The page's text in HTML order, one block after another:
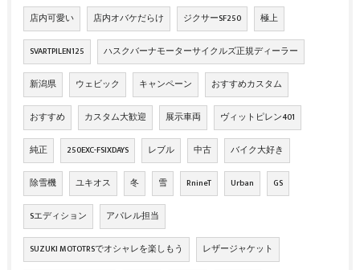
店内可愛い 店内オバケだらけ ジクサーSF250 極上
SVARTPILEN125 ハスクバーナモーターサイクルズ正規ディーラー
新潟県 ウェビック キャンペーン おすすめカスタム
おすすめ カスタム大歓迎 展示車両 ヴィットピレン401
純正 250EXC-FSIXDAYS レブル 中古 バイク大好き
除雪機 ユキオス 冬 雪 RnineT Urban GS
Sエディション アパレル担当
SUZUKI MOTOTRSでオシャレを楽しもう レザージャケット